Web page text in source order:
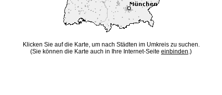
Klicken Sie auf die Karte, um nach Städten im Umkreis zu suchen.
(Sie können die Karte auch in Ihre Internet-Seite einbinden.)